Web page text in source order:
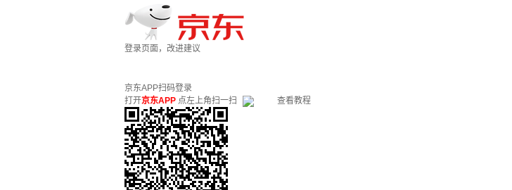
登录页面，改进建议
京东APP扫码登录
打开京东APP 点左上角扫一扫 查看教程